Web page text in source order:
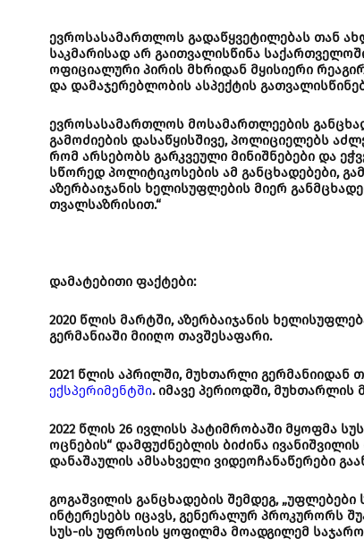
ევროსასამართლოს გადაწყვეტილებას თან
საკმარისად არ გაითვალისწინა
ოფიციალური პირის მხრიდან მყისიერი
და დამაჯერებლობის ასპექტის
ევროსასამართლოს მოსამართლეების
გამოძიების დასაწყისშივე, პოლიციელებს
რომ არსებობს გარკვეული მინიშნებები და
სწორედ პოლიტიკოსების ამ განცხადებები,
აზერბაიჯანის ხელისუფლების მიერ
თვალსაზრისით.“
დამატებითი ფაქტები:
2020 წლის მარტში, აზერბაიჯანის
გერმანიაში მიიღო თავშესაფარი.
2021 წლის აპრილში, მუხთარლი გერმანიიდან
ექსპერიმენტში. იმავე პერიოდში, მუხთარლის
2022 წლის 26 ივლისს პატიმრობაში მყოფმა
ოცნების“ დამფუძნებლის ბიძინა
დანაშაულის ამსახველი ვიდეოჩანაწერები
გოგაშვილის განცხადების შემდეგ,
ინტერესებს იცავს, გენერალურ პროკურორს
სუს-ის უფროსის ყოფილმა მოადგილემ საჯარო